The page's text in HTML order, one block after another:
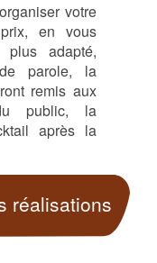
votre
en vous
adapté,
parole, la
remis aux
public, la
après la
réalisations